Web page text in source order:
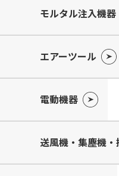
モルタル注入機器
エアーツール
電動機器
送風機・集塵機